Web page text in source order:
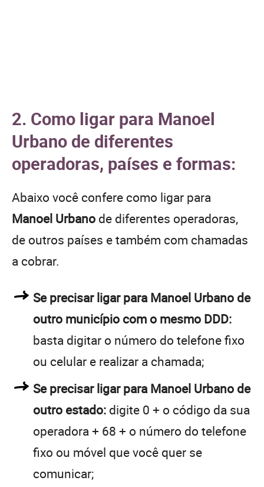
2. Como ligar para Manoel
Urbano de diferentes
operadoras, países e formas:
Abaixo você confere como ligar para
Manoel Urbano de diferentes operadoras,
de outros países e também com chamadas
a cobrar.
Se precisar ligar para Manoel Urbano de
outro município com o mesmo DDD:
basta digitar o número do telefone fixo
ou celular e realizar a chamada;
Se precisar ligar para Manoel Urbano de
outro estado: digite 0 + o código da sua
operadora + 68 + o número do telefone
fixo ou móvel que você quer se
comunicar;